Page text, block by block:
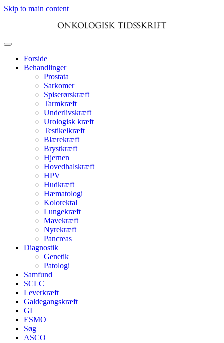
Skip to main content
Forside
Behandlinger
Prostata
Sarkomer
Spiserørskræft
Tarmkræft
Underlivskræft
Urologisk kræft
Testikelkræft
Blærekræft
Brystkræft
Hjernen
Hovedhalskræft
HPV
Hudkræft
Hæmatologi
Kolorektal
Lungekræft
Mavekræft
Nyrekræft
Pancreas
Diagnostik
Genetik
Patologi
Samfund
SCLC
Leverkræft
Galdegangskræft
GI
ESMO
Søg
ASCO